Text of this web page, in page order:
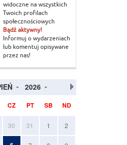
widoczne na wszystkich
Twoich profilach
społecznościowych
Bądź aktywny!
Informuj o wydarzeniach
lub komentuj opisywane
przez nas!
2026
CZ PT SB ND
30 31 1 2